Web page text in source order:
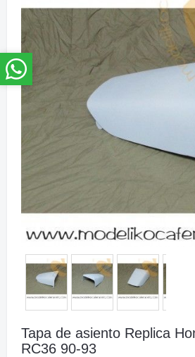
Tapa de asiento Replica
RC36 90-93